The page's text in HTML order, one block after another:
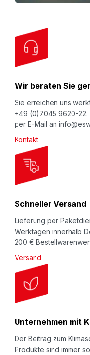
o
O
u
r
e
w
s
e
t
e
r
Wir beraten Sie
Sie erreichen uns
+49 (0)7045 9620-22.
per E-Mail an
Kontakt
Schneller Versand
Lieferung per
Werktagen innerhalb
200 €
Versand
Unternehmen mit
Der Beitrag zum
Produkte sind immer